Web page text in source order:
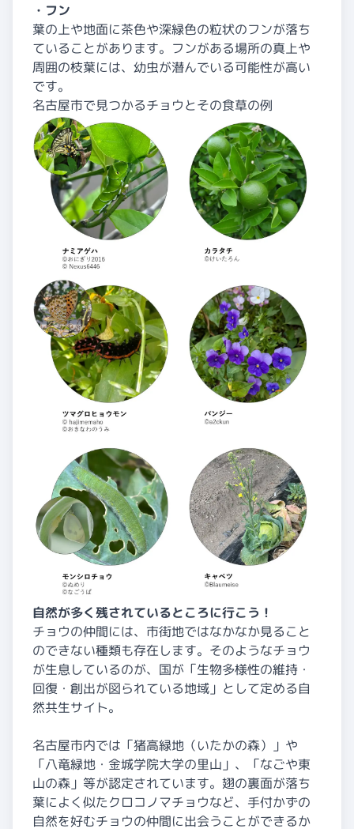
・フン
葉の上や地面に茶色や深緑色の粒状のフンが落ち
ていることがあります。フンがある場所の真上や
周囲の枝葉には、幼虫が潜んでいる可能性が高い
です。
名古屋市で見つかるチョウとその食草の例
自然が多く残されているところに行こう！
チョウの仲間には、市街地ではなかなか見ること
のできない種類も存在します。そのようなチョウ
が生息しているのが、国が「生物多様性の維持・
回復・創出が図られている地域」として定める自
然共生サイト。
名古屋市内では「猪高緑地（いたかの森）」や
「八竜緑地・金城学院大学の里山」、「なごや東
山の森」等が認定されています。翅の裏面が落ち
葉によく似たクロコノマチョウなど、手付かずの
自然を好むチョウの仲間に出会うことができるか